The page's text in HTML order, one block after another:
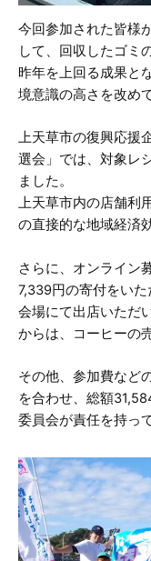
今回参加された皆様
して、回収したゴミ
昨年を上回る成果と
境意識の高さを改め
上天草市の復興応援
選会」では、対象レ
ました。
上天草市内の店舗利
の直接的な地域経済
さらに、オンライン
7,339円の寄付をいた
会場にて出店いただ
からは、コーヒーの
その他、参加費など
を合わせ、総額
委員会が責任を持っ